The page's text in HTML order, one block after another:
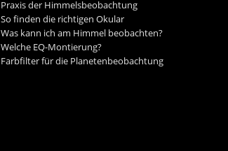
Praxis der Himmelsbeobachtung
So finden die richtigen Okular
Was kann ich am Himmel beobachten?
Welche EQ-Montierung?
Farbfilter für die Planetenbeobachtung